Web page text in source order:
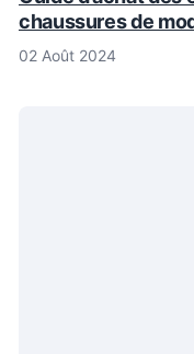
chaussures de
02 Août 2024